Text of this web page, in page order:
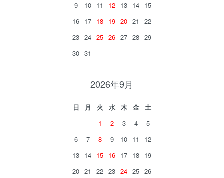
9
10 11 12 13 14 15
16 17 18 19 20 21
22
23 24 25 26 27 28 29
30 31
2026年9月
日 月 火 水 木 金
土
1
2 3 4
5
6
7 8 9 10 11
12
13 14 15 16 17 18 19
20 21 22 23 24 25 26